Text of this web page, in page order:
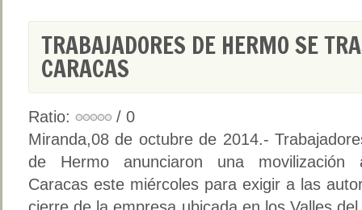
TRABAJADORES DE HERMO SE
CARACAS
Ratio:
/ 0
Miranda,08 de octubre de 2014.-
de Hermo anunciaron una movilización
Caracas este miércoles para exigir a las